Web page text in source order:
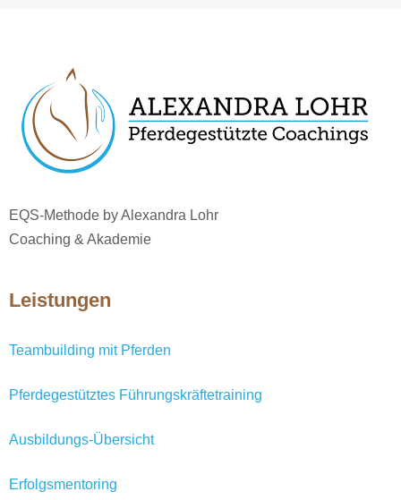
EQS-Methode by Alexandra Lohr
Coaching & Akademie
Leistungen
Teambuilding mit Pferden
Pferdegestütztes Führungskräftetraining
Ausbildungs-Übersicht
Erfolgsmentoring